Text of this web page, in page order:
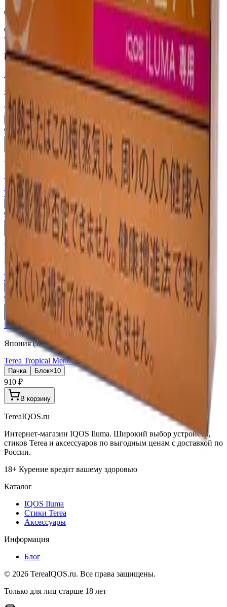
Описание
Стики TEREA Regular для IQOS ILUMA — классический
табачный вкус — Япония.
Похожие товары
18+ Мне исполнилось 18 лет
Япония (JP)
Terea Fusion Menthol JP
Пачка Блок×10
910 ₽
В корзину
18+ Мне исполнилось 18 лет
Япония (JP)
Terea Black Yellow Menthol JP
Пачка Блок×10
910 ₽
В корзину
18+ Мне исполнилось 18 лет
Япония (JP)
Terea Black Purple Menthol JP
Пачка Блок×10
910 ₽
18+ Мне исполнилось 18 лет
Япония (JP)
Terea Tropical Menthol JP
Пачка Блок×10
910 ₽
В корзину
TereaIQOS.ru
Интернет-магазин IQOS Iluma. Широкий выбор устройств,
стиков Terea и аксессуаров по выгодным ценам с доставкой по
России.
18+ Курение вредит вашему здоровью
Каталог
IQOS Iluma
Стики Terea
Аксессуары
Информация
Блог
© 2026 TereaIQOS.ru. Все права защищены.
Только для лиц старше 18 лет